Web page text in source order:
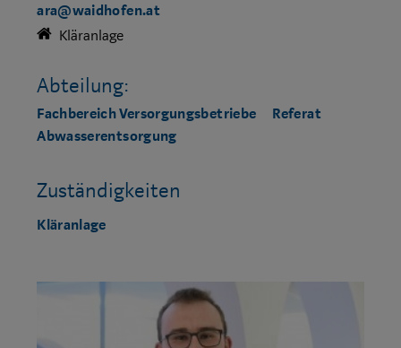
ara@waidhofen.at
Kläranlage
Abteilung:
Fachbereich Versorgungsbetriebe
Referat
Abwasserentsorgung
Zuständigkeiten
Kläranlage